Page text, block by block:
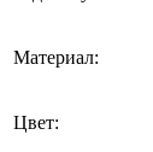
Материал:
Цвет: